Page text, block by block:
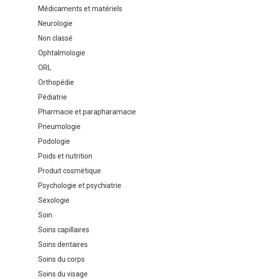
Médicaments et matériels
Neurologie
Non classé
Ophtalmologie
ORL
Orthopédie
Pédiatrie
Pharmacie et parapharamacie
Pneumologie
Podologie
Poids et nutrition
Produit cosmétique
Psychologie et psychiatrie
Sexologie
Soin
Soins capillaires
Soins dentaires
Soins du corps
Soins du visage